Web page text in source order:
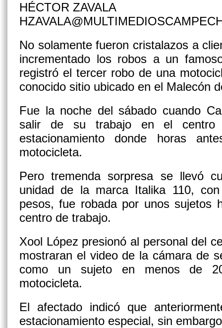
HÉCTOR ZAVALA
No solamente fueron cristalazos a
incrementado los robos a un
registró el tercer robo de una
conocido sitio ubicado en el Malecón
Fue la noche del sábado cuando
salir de su trabajo en el centro
estacionamiento donde horas
motocicleta.
Pero tremenda sorpresa se llevó
unidad de la marca Italika 110,
pesos, fue robada por unos sujetos
centro de trabajo.
Xool López presionó al personal del
mostraran el video de la cámara de
como un sujeto en menos de
motocicleta.
El afectado indicó que
estacionamiento especial, sin